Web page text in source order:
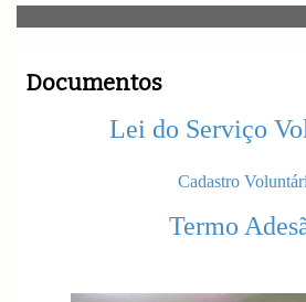
v
i
o
n
Documentos
Lei do Serviço
Cadastro
Termo